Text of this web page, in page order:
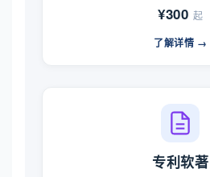
¥300 起
了解详情 →
专利软著